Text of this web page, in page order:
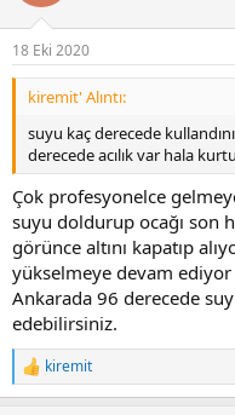
18 Eki 2020
kiremit' Alıntı:
suyu kaç derecede
derecede acılık var hala
Çok profesyonelce
suyu doldurup ocağı son
görünce altını kapatıp
yükselmeye devam
Ankarada 96 derecede
edebilirsiniz.
T
e
kiremit